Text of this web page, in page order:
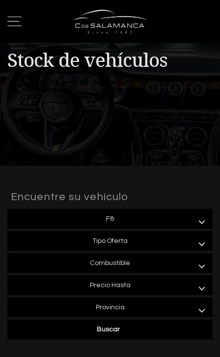
Stock de vehículos
Encuentre su vehículo
F8
Tipo Oferta
Combustible
Precio Hasta
Provincia
Buscar